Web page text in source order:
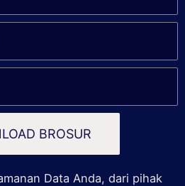
BROSUR
Data Anda, dari pihak